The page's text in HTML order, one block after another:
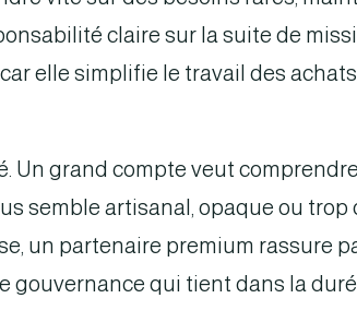
claire sur la suite de
elle simplifie le travail des
Un grand compte veut
semble artisanal, opaque ou trop
un partenaire premium rassure
qui tient dans la